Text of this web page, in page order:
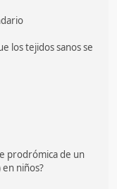
los tejidos sanos se
prodrómica de un
niños?